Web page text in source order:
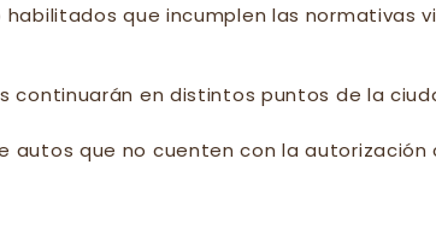
habilitados que incumplen las normativas
continuarán en distintos puntos de la
autos que no cuenten con la